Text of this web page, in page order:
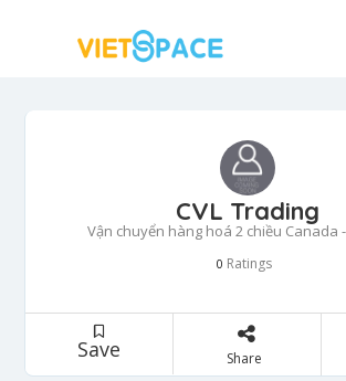
CVL Trading
Vận chuyển hàng hoá 2 chiều Canada
0 Ratings
Save Share